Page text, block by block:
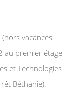
vacances
au premier étage
et Technologies
Béthanie).